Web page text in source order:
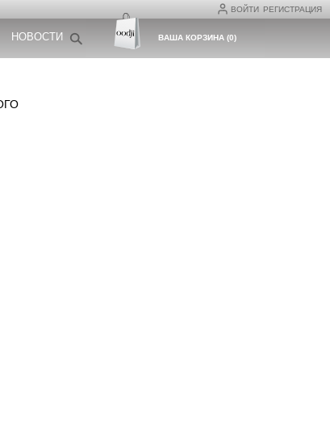
ВОЙТИ РЕГИСТРАЦИЯ
НОВОСТИ ВАША КОРЗИНА(0)